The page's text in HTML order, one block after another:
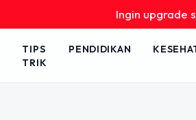
Ingin upgrade skill
TIPS
TRIK
PENDIDIKAN